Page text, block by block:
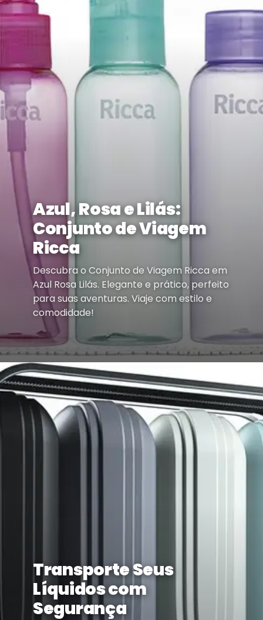
Azul, Rosa e Lilás:
Conjunto de Viagem
Ricca
Descubra o Conjunto de Viagem Ricca em
Azul Rosa Lilás. Elegante e prático, perfeito
para suas aventuras. Viaje com estilo e
comodidade!
Transporte Seus
Líquidos com
Segurança